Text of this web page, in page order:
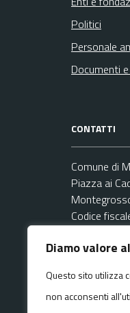
Diamo valore
Questo sito utilizza
non acconsenti
Politici
Personale
Documenti
CONTATTI
Comune di
Piazza ai
Codice
Area
PEC: